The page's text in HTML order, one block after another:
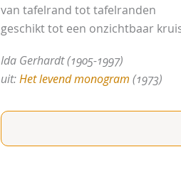
van tafelrand tot tafelranden
geschikt tot een onzichtbaar
Ida Gerhardt (1905-1997)
uit:Het levend monogram (1973)